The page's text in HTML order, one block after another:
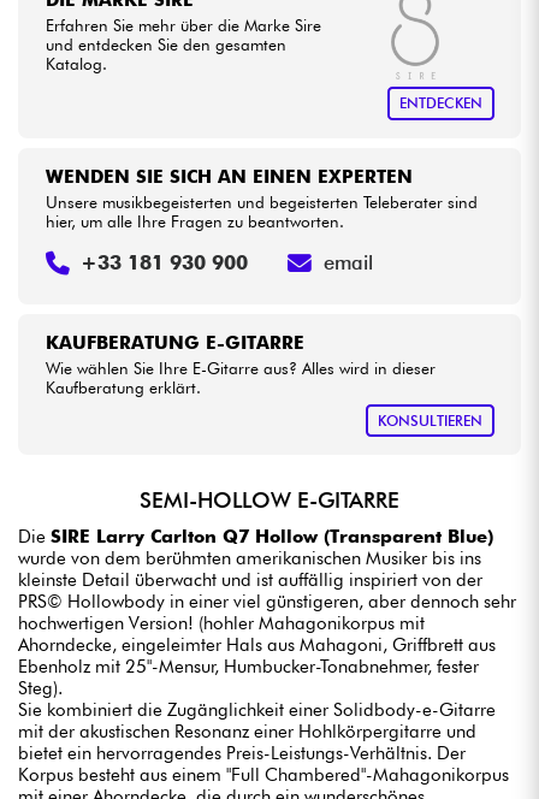
Erfahren Sie mehr über die Marke Sire
und entdecken Sie den gesamten
Katalog.
ENTDECKEN
KAUFBERATUNG E-GITARRE
Wie wählen Sie Ihre E-Gitarre aus? Alles wird in dieser
Kaufberatung erklärt.
KONSULTIEREN
WENDEN SIE SICH AN EINEN EXPERTEN
Unsere musikbegeisterten und begeisterten Teleberater sind
hier, um alle Ihre Fragen zu beantworten.
+33 181 930 900 email
SEMI-HOLLOW E-GITARRE
Die SIRE Larry Carlton Q7 Hollow (Transparent Blue)
wurde von dem berühmten amerikanischen Musiker bis ins
kleinste Detail überwacht und ist auffällig inspiriert von der
PRS© Hollowbody in einer viel günstigeren, aber dennoch sehr
hochwertigen Version! (hohler Mahagonikorpus mit
Ahorndecke, eingeleimter Hals aus Mahagoni, Griffbrett aus
Ebenholz mit 25"-Mensur, Humbucker-Tonabnehmer, fester
Steg).
Sie kombiniert die Zugänglichkeit einer Solidbody-e-Gitarre
mit der akustischen Resonanz einer Hohlkörpergitarre und
bietet ein hervorragendes Preis-Leistungs-Verhältnis. Der
Korpus besteht aus einem "Full Chambered"-Mahagonikorpus